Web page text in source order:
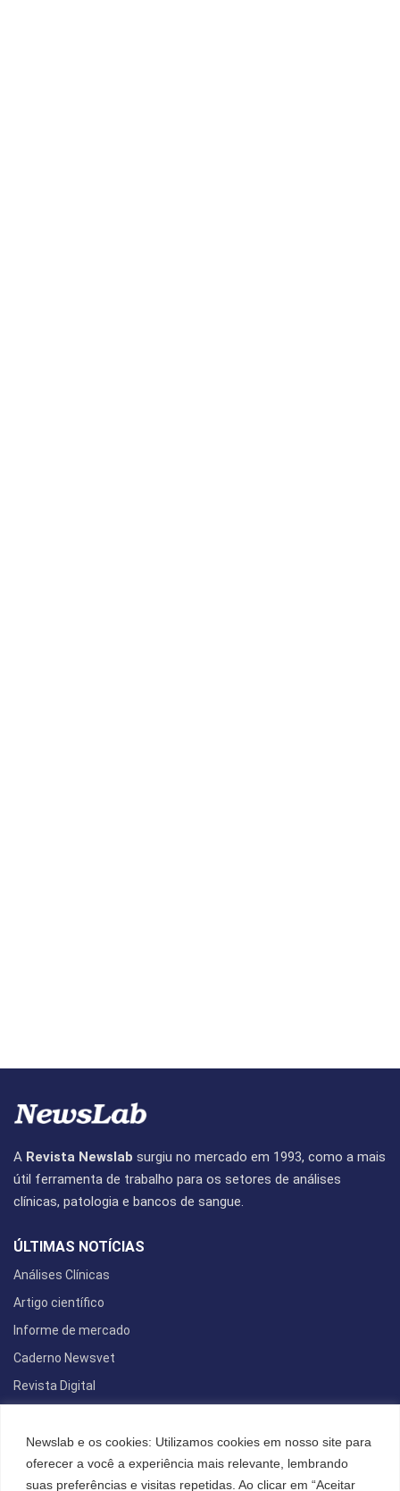
Newslab e os cookies: Utilizamos cookies em nosso site para
oferecer a você a experiência mais relevante, lembrando
suas preferências e visitas repetidas. Ao clicar em “Aceitar
A Revista Newslab surgiu no mercado em 1993, como a mais
útil ferramenta de trabalho para os setores de análises
clínicas, patologia e bancos de sangue.
ÚLTIMAS NOTÍCIAS
Análises Clínicas
Artigo científico
Informe de mercado
Caderno Newsvet
Revista Digital